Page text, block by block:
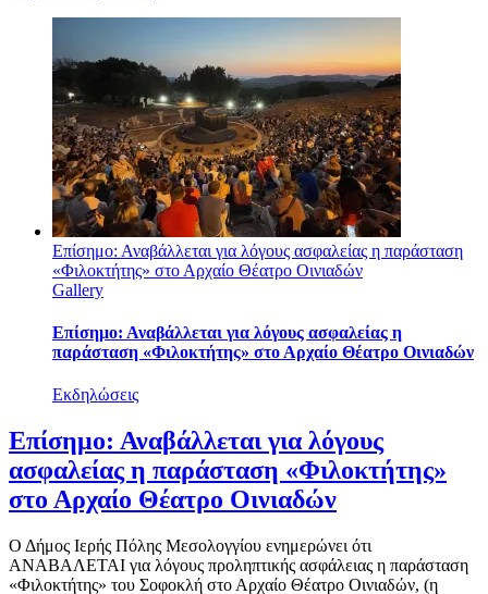
Επίσημο: Αναβάλλεται για λόγους ασφαλείας η παράσταση
«Φιλοκτήτης» στο Αρχαίο Θέατρο Οινιαδών
Gallery
Επίσημο: Αναβάλλεται για λόγους ασφαλείας η
παράσταση «Φιλοκτήτης» στο Αρχαίο Θέατρο Οινιαδών
Εκδηλώσεις
Επίσημο: Αναβάλλεται για λόγους
ασφαλείας η παράσταση «Φιλοκτήτης»
στο Αρχαίο Θέατρο Οινιαδών
Ο Δήμος Ιερής Πόλης Μεσολογγίου ενημερώνει ότι
ΑΝΑΒΑΛΕΤΑΙ για λόγους προληπτικής ασφάλειας η παράσταση
«Φιλοκτήτης» του Σοφοκλή στο Αρχαίο Θέατρο Οινιαδών, (η